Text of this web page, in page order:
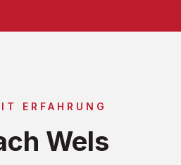
ERFAHRUNG
Wels